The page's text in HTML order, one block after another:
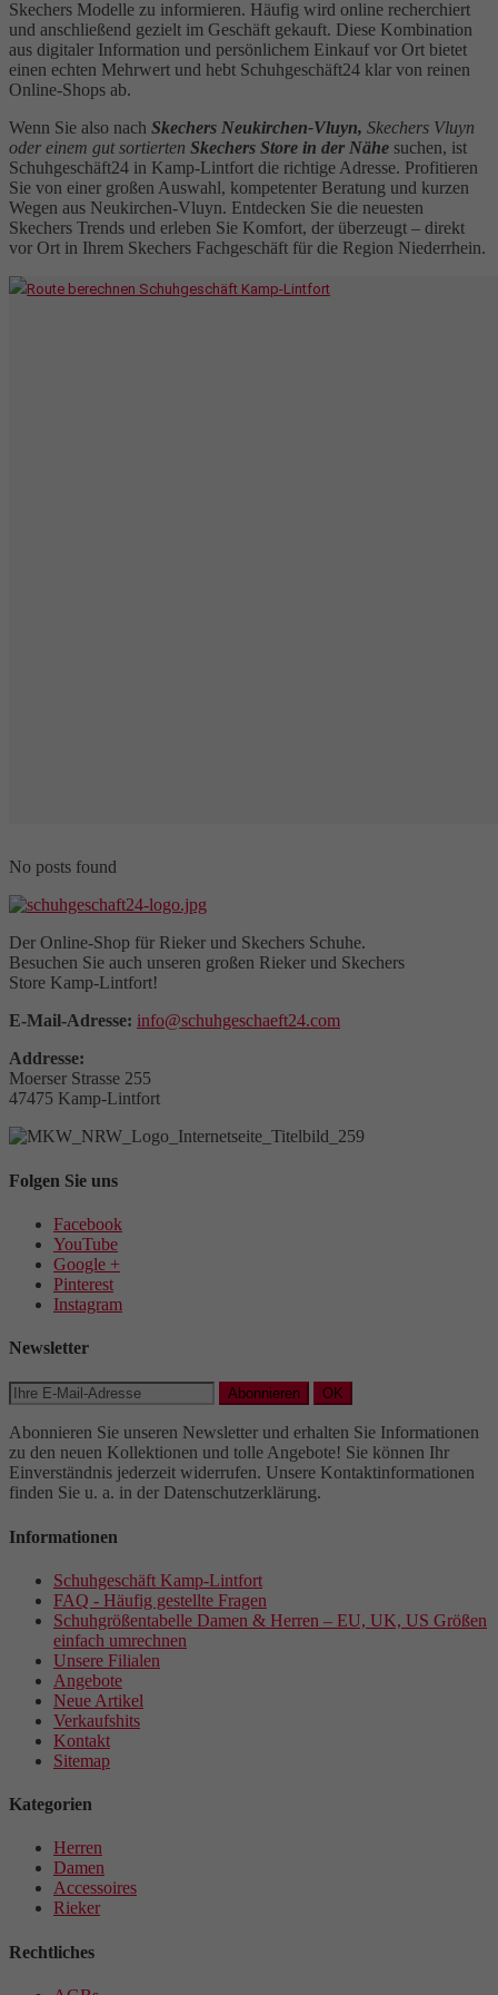
Skechers Modelle zu informieren. Häufig wird online recherchiert
und anschließend gezielt im Geschäft gekauft. Diese Kombination
aus digitaler Information und persönlichem Einkauf vor Ort bietet
einen echten Mehrwert und hebt Schuhgeschäft24 klar von reinen
Online-Shops ab.
Wenn Sie also nach Skechers Neukirchen-Vluyn, Skechers Vluyn
oder einem gut sortierten Skechers Store in der Nähe suchen, ist
Schuhgeschäft24 in Kamp-Lintfort die richtige Adresse. Profitieren
Sie von einer großen Auswahl, kompetenter Beratung und kurzen
Wegen aus Neukirchen-Vluyn. Entdecken Sie die neuesten
Skechers Trends und erleben Sie Komfort, der überzeugt – direkt
vor Ort in Ihrem Skechers Fachgeschäft für die Region Niederrhein.
No posts found
Der Online-Shop für Rieker und Skechers Schuhe.
Besuchen Sie auch unseren großen Rieker und Skechers
Store Kamp-Lintfort!
E-Mail-Adresse: info@schuhgeschaeft24.com
Addresse:
Moerser Strasse 255
47475 Kamp-Lintfort
Folgen Sie uns
Facebook
YouTube
Google +
Pinterest
Instagram
Newsletter
Abonnieren OK
Abonnieren Sie unseren Newsletter und erhalten Sie Informationen
zu den neuen Kollektionen und tolle Angebote! Sie können Ihr
Einverständnis jederzeit widerrufen. Unsere Kontaktinformationen
finden Sie u. a. in der Datenschutzerklärung.
Informationen
Schuhgeschäft Kamp-Lintfort
FAQ - Häufig gestellte Fragen
Schuhgrößentabelle Damen & Herren – EU, UK, US Größen
einfach umrechnen
Unsere Filialen
Angebote
Neue Artikel
Verkaufshits
Kontakt
Sitemap
Kategorien
Herren
Damen
Accessoires
Rieker
Rechtliches